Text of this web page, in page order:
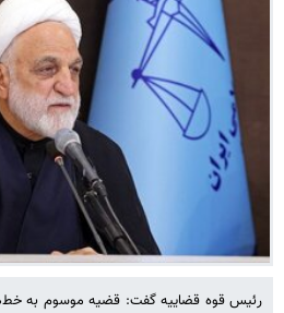
رئیس قوه قضاییه گفت: قضیه‌ موسوم به